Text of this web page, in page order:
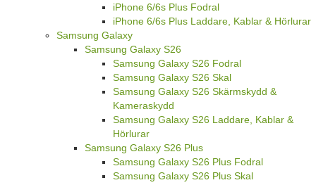
iPhone 6/6s Plus Fodral
iPhone 6/6s Plus Laddare, Kablar & Hörlurar
Samsung Galaxy
Samsung Galaxy S26
Samsung Galaxy S26 Fodral
Samsung Galaxy S26 Skal
Samsung Galaxy S26 Skärmskydd &
Kameraskydd
Samsung Galaxy S26 Laddare, Kablar &
Hörlurar
Samsung Galaxy S26 Plus
Samsung Galaxy S26 Plus Fodral
Samsung Galaxy S26 Plus Skal